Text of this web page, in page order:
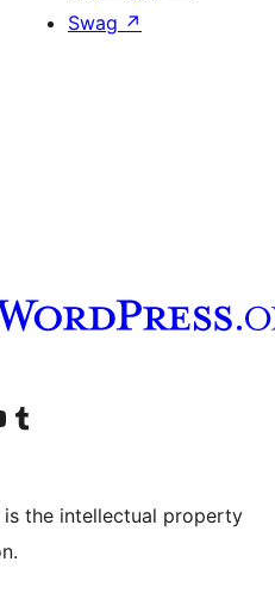
Swag ↗
account
tôi Visit our Tumblr account
is the intellectual property